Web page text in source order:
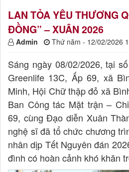
LAN TỎA YÊU THƯƠNG
ĐỒNG” – XUÂN 2026
Admin Thứ năm - 12/02/2026
Sáng ngày 08/02/2026, tại
Greenlife 13C, Ấp 69, xã
Minh, Hội Chữ thập đỏ xã
Ban Công tác Mặt trận –
69, cùng Đạo diễn Xuân
nghệ sĩ đã tổ chức chương
nhân dịp Tết Nguyên đán
đình có hoàn cảnh khó khăn